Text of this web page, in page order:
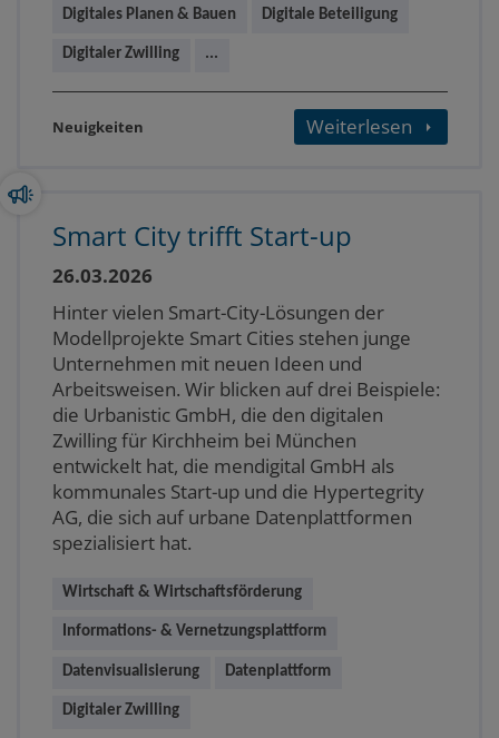
Digitales Planen & Bauen Digitale Beteiligung
Digitaler Zwilling ...
Neuigkeiten Weiterlesen
Smart City trifft Start-up
26.03.2026
Hinter vielen Smart-City-Lösungen der
Modellprojekte Smart Cities stehen junge
Unternehmen mit neuen Ideen und
Arbeitsweisen. Wir blicken auf drei Beispiele:
die Urbanistic GmbH, die den digitalen
Zwilling für Kirchheim bei München
entwickelt hat, die mendigital GmbH als
kommunales Start-up und die Hypertegrity
AG, die sich auf urbane Datenplattformen
spezialisiert hat.
Wirtschaft & Wirtschaftsförderung
Informations- & Vernetzungsplattform
Datenvisualisierung Datenplattform
Digitaler Zwilling